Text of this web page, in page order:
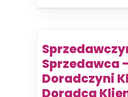
Sprzedawca -
Doradczyni
Doradca